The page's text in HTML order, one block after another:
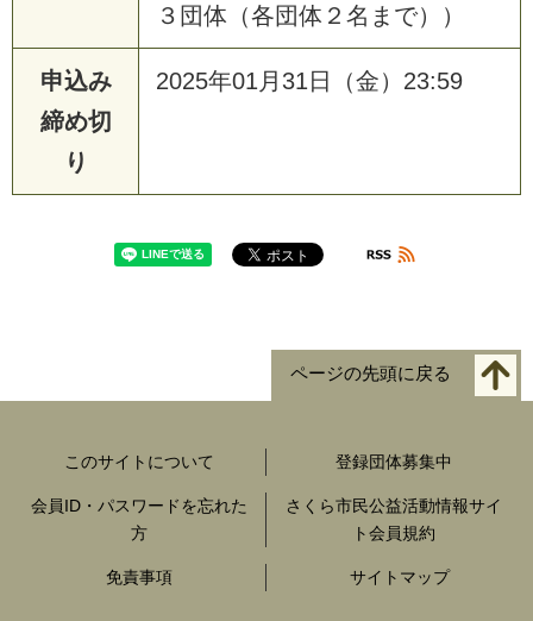
３団体（各団体２名まで））
申込み
締め切
り
2025年01月31日（金）23:59
ページの先頭に戻る
このサイトについて 登録団体募集中
会員ID・パスワードを忘れた
方
さくら市民公益活動情報サイ
ト会員規約
免責事項 サイトマップ